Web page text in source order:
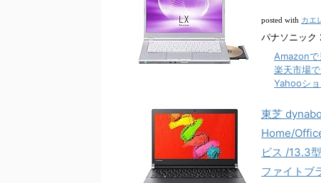
posted with カエ
パナソニッ
Amazonで
楽天市場
Yahooシ
東芝
Home/
ビス /13.3
ファイトブ